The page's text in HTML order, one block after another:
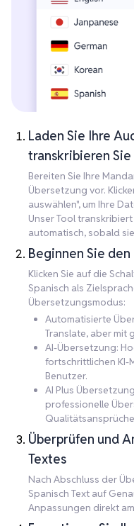
Laden Sie Ihre
transkribieren Sie
Bereiten Sie Ihre
Übersetzung vor.
auswählen", um Ihre
Unser Tool
automatisch, sobald
Beginnen Sie
Klicken Sie auf die
Spanisch als
Übersetzungsmodus:
Automatisierte
Translate, aber mit
AI-Übersetzung:
fortschrittlichen KI-
Benutzer.
AI Plus
professionelle
Überprüfen und
Textes
Nach Abschluss der
Spanisch Text auf
Anpassungen direkt